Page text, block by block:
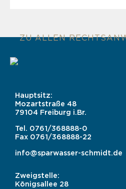
ZU ALLEN
Hauptsitz:
Mozartstraße 48
79104 Freiburg i.Br.
Tel. 0761/368888-0
Fax 0761/368888-22
info@sparwasser-schmidt.de
Zweigstelle:
Königsallee 28